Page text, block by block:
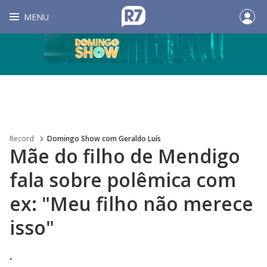
MENU
Record Domingo Show com Geraldo Luís
Mãe do filho de Mendigo
fala sobre polêmica com
ex: "Meu filho não merece
isso"
.